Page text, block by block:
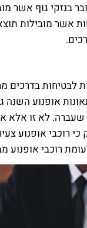
בנזקי גוף אשר
אשר מובילות
לבטיחות בדרכים
אופנוע השנה
לא זו אלא
רוכבי אופנוע
רוכבי אופנוע